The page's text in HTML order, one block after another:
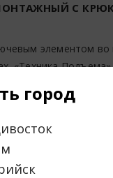
С
элементом во
«Техника
и
включая модели с
подъемных
блоков
с крюком.
город